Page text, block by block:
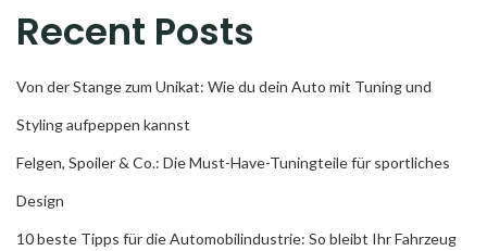
Recent Posts
Von der Stange zum Unikat: Wie du dein Auto mit Tuning und
Styling aufpeppen kannst
Felgen, Spoiler & Co.: Die Must-Have-Tuningteile für sportliches
Design
10 beste Tipps für die Automobilindustrie: So bleibt Ihr Fahrzeug